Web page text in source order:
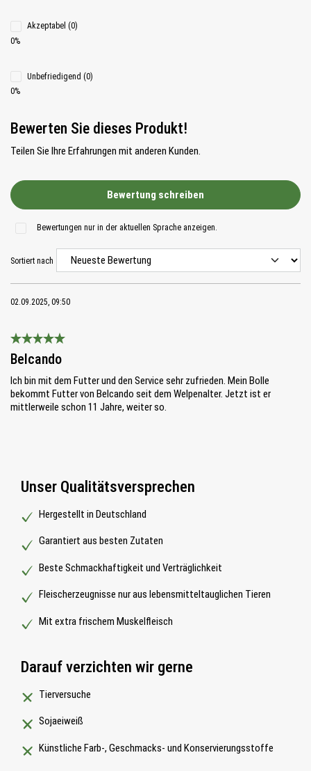
Akzeptabel (0)
0%
Unbefriedigend (0)
0%
Bewerten Sie dieses Produkt!
Teilen Sie Ihre Erfahrungen mit anderen Kunden.
Bewertung schreiben
Bewertungen nur in der aktuellen Sprache anzeigen.
Sortiert nach
02.09.2025, 09:50
Bewertung mit 5 von 5 Sternen
Belcando
Ich bin mit dem Futter und den Service sehr zufrieden. Mein Bolle
bekommt Futter von Belcando seit dem Welpenalter. Jetzt ist er
mittlerweile schon 11 Jahre, weiter so.
Unser Qualitätsversprechen
Hergestellt in Deutschland
Garantiert aus besten Zutaten
Beste Schmackhaftigkeit und Verträglichkeit
Fleischerzeugnisse nur aus lebensmitteltauglichen Tieren
Mit extra frischem Muskelfleisch
Darauf verzichten wir gerne
Tierversuche
Sojaeiweiß
Künstliche Farb-, Geschmacks- und Konservierungsstoffe